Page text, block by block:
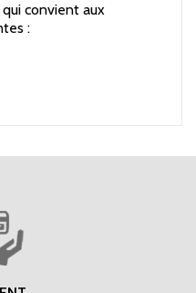
convient aux
: